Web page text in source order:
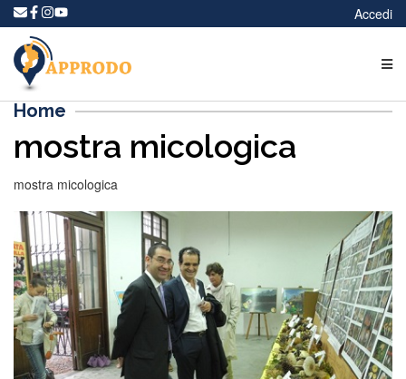
Accedi
Home
mostra micologica
mostra micologica